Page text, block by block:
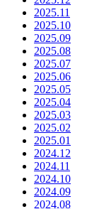
2025.11
2025.10
2025.09
2025.08
2025.07
2025.06
2025.05
2025.04
2025.03
2025.02
2025.01
2024.12
2024.11
2024.10
2024.09
2024.08